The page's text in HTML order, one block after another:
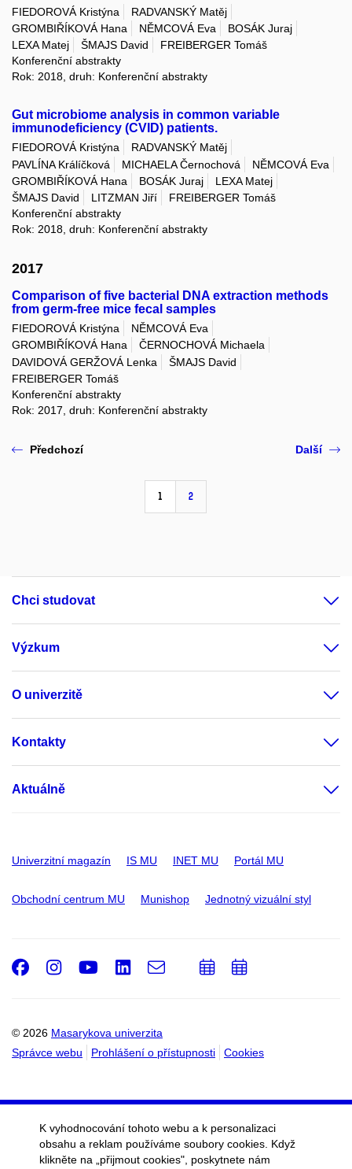
FIEDOROVÁ Kristýna
RADVANSKÝ Matěj
GROMBIŘÍKOVÁ Hana
NĚMCOVÁ Eva
BOSÁK Juraj
LEXA Matej
ŠMAJS David
FREIBERGER Tomáš
Konferenční abstrakty
Rok: 2018, druh: Konferenční abstrakty
Gut microbiome analysis in common variable
immunodeficiency (CVID) patients.
FIEDOROVÁ Kristýna
RADVANSKÝ Matěj
PAVLÍNA Králíčková
MICHAELA Černochová
NĚMCOVÁ Eva
GROMBIŘÍKOVÁ Hana
BOSÁK Juraj
LEXA Matej
ŠMAJS David
LITZMAN Jiří
FREIBERGER Tomáš
Konferenční abstrakty
Rok: 2018, druh: Konferenční abstrakty
2017
Comparison of five bacterial DNA extraction methods
from germ-free mice fecal samples
FIEDOROVÁ Kristýna
NĚMCOVÁ Eva
GROMBIŘÍKOVÁ Hana
ČERNOCHOVÁ Michaela
DAVIDOVÁ GERŽOVÁ Lenka
ŠMAJS David
FREIBERGER Tomáš
Konferenční abstrakty
Rok: 2017, druh: Konferenční abstrakty
Předchozí
1 2
Další
Chci studovat
Výzkum
O univerzitě
Kontakty
Aktuálně
Univerzitní magazín IS MU INET MU Portál MU
Obchodní centrum MU Munishop Jednotný vizuální styl
© 2026 Masarykova univerzita
Správce webu
Prohlášení o přístupnosti Cookies
Facebook
Instagram
Youtube
LinkedIn
e-
PřidatPřidat
K vyhodnocování tohoto webu a k personalizaci
obsahu a reklam používáme soubory cookies. Když
klikněte na „přijmout cookies", poskytnete nám